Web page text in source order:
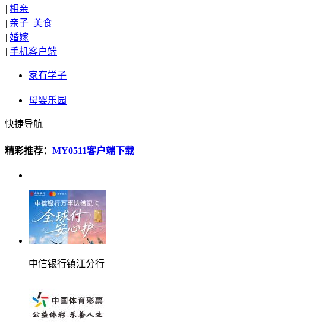
| 相亲
| 亲子| 美食
| 婚嫁
| 手机客户端
家有学子
|
母婴乐园
快捷导航
精彩推荐： MY0511客户端下载
中信银行镇江分行